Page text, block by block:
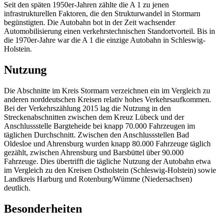
Seit den späten 1950er-Jahren zählte die A 1 zu jenen
infrastrukturellen Faktoren, die den Strukturwandel in Stormarn
begünstigten. Die Autobahn bot in der Zeit wachsender
Automobilisierung einen verkehrstechnischen Standortvorteil. Bis in
die 1970er-Jahre war die A 1 die einzige Autobahn in Schleswig-
Holstein.
Nutzung
Die Abschnitte im Kreis Stormarn verzeichnen ein im Vergleich zu
anderen norddeutschen Kreisen relativ hohes Verkehrsaufkommen.
Bei der Verkehrszählung 2015 lag die Nutzung in den
Streckenabschnitten zwischen dem Kreuz Lübeck und der
Anschlussstelle Bargteheide bei knapp 70.000 Fahrzeugen im
täglichen Durchschnitt. Zwischen den Anschlussstellen Bad
Oldesloe und Ahrensburg wurden knapp 80.000 Fahrzeuge täglich
gezählt, zwischen Ahrensburg und Barsbüttel über 90.000
Fahrzeuge. Dies übertrifft die tägliche Nutzung der Autobahn etwa
im Vergleich zu den Kreisen Ostholstein (Schleswig-Holstein) sowie
Landkreis Harburg und Rotenburg/Wümme (Niedersachsen)
deutlich.
Besonderheiten